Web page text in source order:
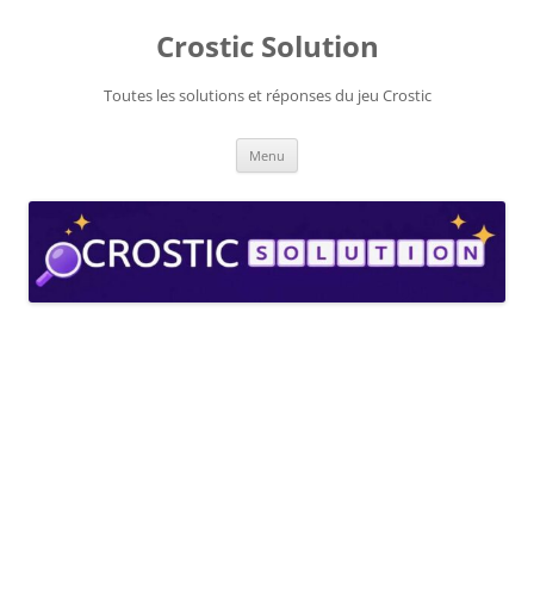
Crostic Solution
Toutes les solutions et réponses du jeu Crostic
Menu